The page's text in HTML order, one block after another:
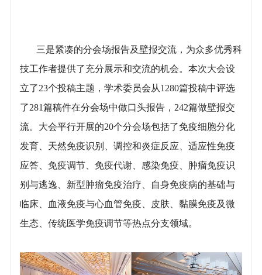
三是紧凑的分会场报告及壁报交流，为众多优秀科
技工作者提供了充分展示和交流的机会。本次大会设
立了23个投稿主题，学术委员会从1280篇投稿中评选
了281篇稿件在分会场中做口头报告，242篇做壁报交
流。大会平行开展的20个分会场包括了免疫细胞分化
发育、天然免疫识别、调控和炎症反应、适应性免疫
应答、免疫调节、免疫代谢、感染免疫、肿瘤免疫识
别与逃逸、新型肿瘤免疫治疗、自身免疫病的基础与
临床、血液免疫与心血管免疫、皮肤、黏膜免疫及微
生态、传统医学免疫调节等热点分支领域。